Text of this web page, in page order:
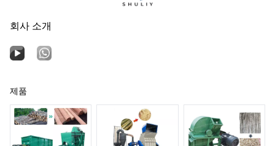
회사 소개
제품